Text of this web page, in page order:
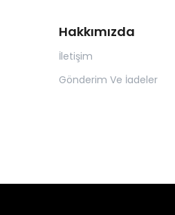
Hakkımızda
İletişim
Gönderim Ve İadeler